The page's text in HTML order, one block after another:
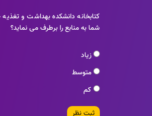
کتابخانه دانشکده بهداشت و تغذیه
شما به منابع را برطرف می نماید؟
زیاد
متوسط
کم
ثبت نظر